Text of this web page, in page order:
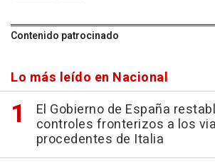
Contenido patrocinado
Lo más leído en Nacional
El Gobierno de España
controles fronterizos a los
procedentes de Italia